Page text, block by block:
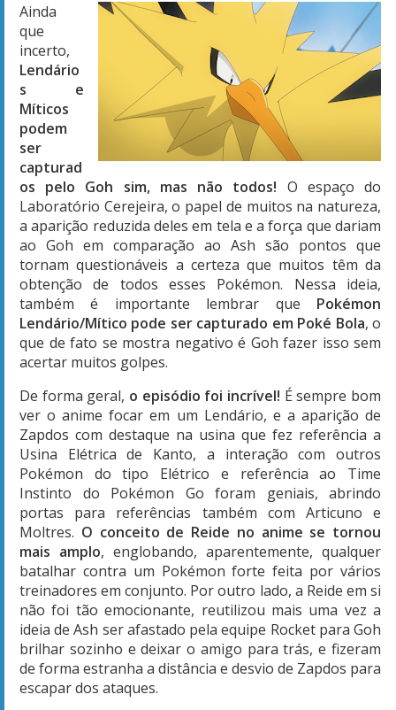
Ainda
que
incerto,
Lendário
s e
Míticos
podem
ser
capturad
os pelo Goh sim, mas não todos! O espaço do
Laboratório Cerejeira, o papel de muitos na natureza,
a aparição reduzida deles em tela e a força que dariam
ao Goh em comparação ao Ash são pontos que
tornam questionáveis a certeza que muitos têm da
obtenção de todos esses Pokémon. Nessa ideia,
também é importante lembrar que Pokémon
Lendário/Mítico pode ser capturado em Poké Bola, o
que de fato se mostra negativo é Goh fazer isso sem
acertar muitos golpes.
De forma geral, o episódio foi incrível! É sempre bom
ver o anime focar em um Lendário, e a aparição de
Zapdos com destaque na usina que fez referência a
Usina Elétrica de Kanto, a interação com outros
Pokémon do tipo Elétrico e referência ao Time
Instinto do Pokémon Go foram geniais, abrindo
portas para referências também com Articuno e
Moltres. O conceito de Reide no anime se tornou
mais amplo, englobando, aparentemente, qualquer
batalhar contra um Pokémon forte feita por vários
treinadores em conjunto. Por outro lado, a Reide em si
não foi tão emocionante, reutilizou mais uma vez a
ideia de Ash ser afastado pela equipe Rocket para Goh
brilhar sozinho e deixar o amigo para trás, e fizeram
de forma estranha a distância e desvio de Zapdos para
escapar dos ataques.